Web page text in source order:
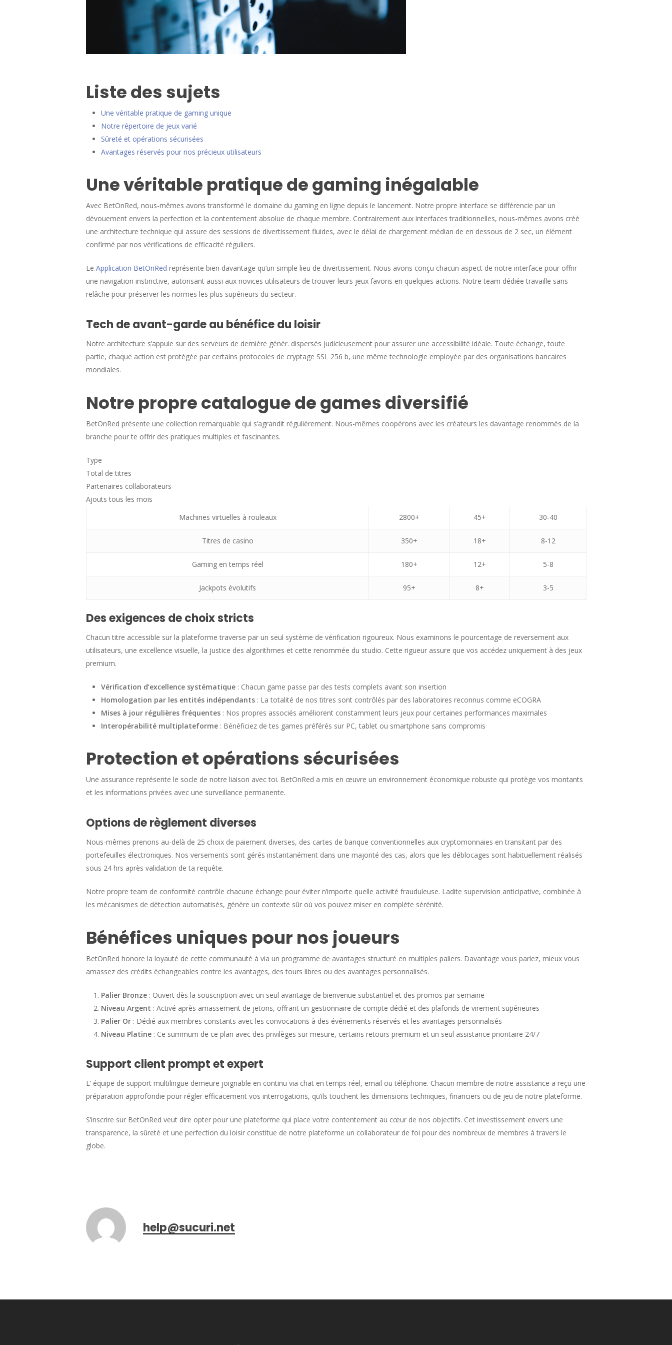
Liste des sujets
Une véritable pratique de gaming unique
Notre répertoire de jeux varié
Sûreté et opérations sécurisées
Avantages réservés pour nos précieux utilisateurs
Une véritable pratique de gaming inégalable
Avec BetOnRed, nous-mêmes avons transformé le domaine du gaming en ligne depuis le lancement. Notre propre interface se différencie par un
dévouement envers la perfection et la contentement absolue de chaque membre. Contrairement aux interfaces traditionnelles, nous-mêmes avons créé
une architecture technique qui assure des sessions de divertissement fluides, avec le délai de chargement médian de en dessous de 2 sec, un élément
confirmé par nos vérifications de efficacité réguliers.
Le Application BetOnRed représente bien davantage qu’un simple lieu de divertissement. Nous avons conçu chacun aspect de notre interface pour offrir
une navigation instinctive, autorisant aussi aux novices utilisateurs de trouver leurs jeux favoris en quelques actions. Notre team dédiée travaille sans
relâche pour préserver les normes les plus supérieurs du secteur.
Tech de avant-garde au bénéfice du loisir
Notre architecture s’appuie sur des serveurs de dernière génér. dispersés judicieusement pour assurer une accessibilité idéale. Toute échange, toute
partie, chaque action est protégée par certains protocoles de cryptage SSL 256 b, une même technologie employée par des organisations bancaires
mondiales.
Notre propre catalogue de games diversifié
BetOnRed présente une collection remarquable qui s’agrandit régulièrement. Nous-mêmes coopérons avec les créateurs les davantage renommés de la
branche pour te offrir des pratiques multiples et fascinantes.
Type
Total de titres
Partenaires collaborateurs
Ajouts tous les mois
Machines virtuelles à rouleaux
2800+ 45+ 30-40
Titres de casino 350+ 18+ 8-12
Gaming en temps réel 180+ 12+ 5-8
Jackpots évolutifs 95+ 8+ 3-5
Des exigences de choix stricts
Chacun titre accessible sur la plateforme traverse par un seul système de vérification rigoureux. Nous examinons le pourcentage de reversement aux
utilisateurs, une excellence visuelle, la justice des algorithmes et cette renommée du studio. Cette rigueur assure que vos accédez uniquement à des jeux
premium.
Vérification d’excellence systématique : Chacun game passe par des tests complets avant son insertion
Homologation par les entités indépendants : La totalité de nos titres sont contrôlés par des laboratoires reconnus comme eCOGRA
Mises à jour régulières fréquentes : Nos propres associés améliorent constamment leurs jeux pour certaines performances maximales
Interopérabilité multiplateforme : Bénéficiez de tes games préférés sur PC, tablet ou smartphone sans compromis
Protection et opérations sécurisées
Une assurance représente le socle de notre liaison avec toi. BetOnRed a mis en œuvre un environnement économique robuste qui protège vos montants
et les informations privées avec une surveillance permanente.
Options de règlement diverses
Nous-mêmes prenons au-delà de 25 choix de paiement diverses, des cartes de banque conventionnelles aux cryptomonnaies en transitant par des
portefeuilles électroniques. Nos versements sont gérés instantanément dans une majorité des cas, alors que les déblocages sont habituellement réalisés
sous 24 hrs après validation de ta requête.
Notre propre team de conformité contrôle chacune échange pour éviter n’importe quelle activité frauduleuse. Ladite supervision anticipative, combinée à
les mécanismes de détection automatisés, génère un contexte sûr où vos pouvez miser en complète sérénité.
Bénéfices uniques pour nos joueurs
BetOnRed honore la loyauté de cette communauté à via un programme de avantages structuré en multiples paliers. Davantage vous pariez, mieux vous
amassez des crédits échangeables contre les avantages, des tours libres ou des avantages personnalisés.
Palier Bronze : Ouvert dès la souscription avec un seul avantage de bienvenue substantiel et des promos par semaine
Niveau Argent : Activé après amassement de jetons, offrant un gestionnaire de compte dédié et des plafonds de virement supérieures
Palier Or : Dédié aux membres constants avec les convocations à des événements réservés et les avantages personnalisés
Niveau Platine : Ce summum de ce plan avec des privilèges sur mesure, certains retours premium et un seul assistance prioritaire 24/7
Support client prompt et expert
L’ équipe de support multilingue demeure joignable en continu via chat en temps réel, email ou téléphone. Chacun membre de notre assistance a reçu une
préparation approfondie pour régler efficacement vos interrogations, qu’ils touchent les dimensions techniques, financiers ou de jeu de notre plateforme.
S’inscrire sur BetOnRed veut dire opter pour une plateforme qui place votre contentement au cœur de nos objectifs. Cet investissement envers une
transparence, la sûreté et une perfection du loisir constitue de notre plateforme un collaborateur de foi pour des nombreux de membres à travers le
globe.
help@sucuri.net